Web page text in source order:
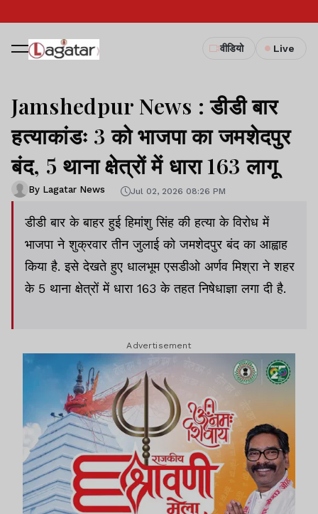
वीडियो Live
Jamshedpur News : डीडी बार
हत्याकांडः 3 को भाजपा का जमशेदपुर
बंद, 5 थाना क्षेत्रों में धारा 163 लागू
By Lagatar News Jul 02, 2026 08:26 PM
डीडी बार के बाहर हुई हिमांशु सिंह की हत्या के विरोध में
भाजपा ने शुक्रवार तीन जुलाई को जमशेदपुर बंद का आह्वाह
किया है. इसे देखते हुए धालभूम एसडीओ अर्णव मिश्रा ने शहर
के 5 थाना क्षेत्रों में धारा 163 के तहत निषेधाज्ञा लगा दी है.
Advertisement